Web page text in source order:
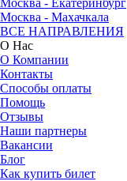
Москва - Махачкала
ВСЕ НАПРАВЛЕНИЯ
О Нас
О Компании
Контакты
Способы оплаты
Помощь
Отзывы
Наши партнеры
Вакансии
Блог
Как купить билет